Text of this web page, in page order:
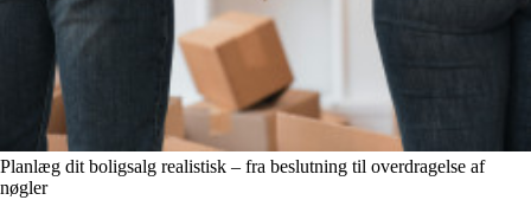
Planlæg dit boligsalg realistisk – fra beslutning til overdragelse af
nøgler